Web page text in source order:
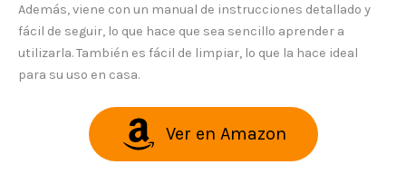
Además, viene con un manual de instrucciones detallado y
fácil de seguir, lo que hace que sea sencillo aprender a
utilizarla. También es fácil de limpiar, lo que la hace ideal
para su uso en casa.
Ver en Amazon